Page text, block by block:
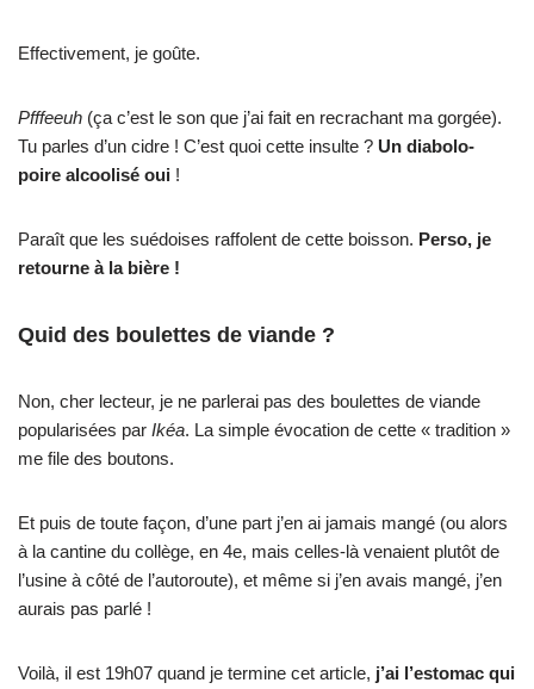
Effectivement, je goûte.
Pfffeeuh (ça c’est le son que j’ai fait en recrachant ma gorgée).
Tu parles d’un cidre ! C’est quoi cette insulte ? Un diabolo-
poire alcoolisé oui !
Paraît que les suédoises raffolent de cette boisson. Perso, je
retourne à la bière !
Quid des boulettes de viande ?
Non, cher lecteur, je ne parlerai pas des boulettes de viande
popularisées par Ikéa. La simple évocation de cette « tradition »
me file des boutons.
Et puis de toute façon, d’une part j’en ai jamais mangé (ou alors
à la cantine du collège, en 4e, mais celles-là venaient plutôt de
l’usine à côté de l’autoroute), et même si j’en avais mangé, j’en
aurais pas parlé !
Voilà, il est 19h07 quand je termine cet article, j’ai l’estomac qui